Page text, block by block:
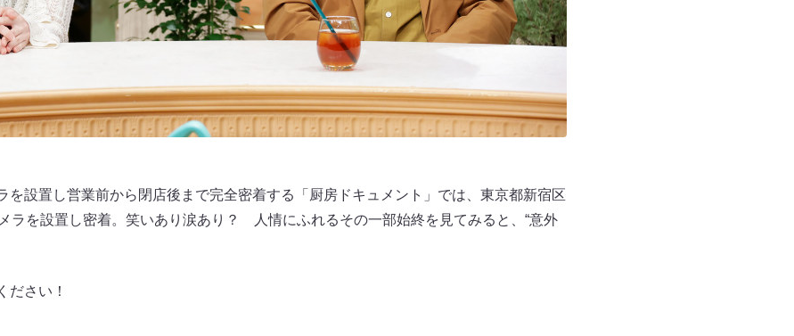
を設置し営業前から閉店後まで完全密着する「厨房ドキュメント」では、東京都新宿区
ラを設置し密着。笑いあり涙あり？ 人情にふれるその一部始終を見てみると、“意外
ださい！